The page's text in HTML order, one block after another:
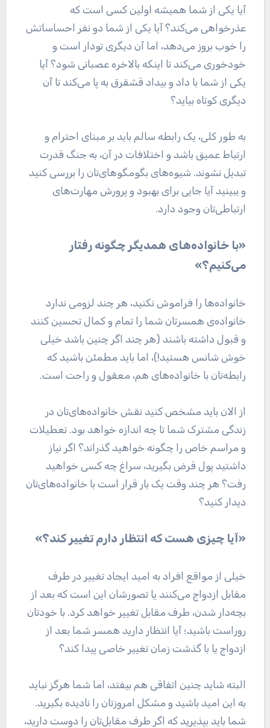
آیا یکی از شما همیشه اولین کسی است که
عذرخواهی می‌کند؟ آیا یکی از شما دو نفر احساساتش
را خوب بروز می‌دهد، اما آن دیگری تودار است و
خودخوری می‌کند تا اینکه بالاخره عصبانی شود؟ آیا
یکی از شما با داد و بیداد قشقرق به پا می‌کند تا آن
دیگری کوتاه بیاید؟
به طور کلی، یک رابطه سالم باید بر مبنای احترام و
ارتباط عمیق باشد و اختلافات در آن، به جنگ قدرت
تبدیل نشوند. شیوه‌های بگومگوهای‌تان را بررسی کنید
و ببینید آیا جایی برای بهبود و پرورش مهارت‌های
ارتباطی‌تان وجود دارد.
«با خانواده‌های همدیگر چگونه رفتار
می‌کنیم؟»
خانواده‌ها را فراموش نکنید، هر چند لزومی ندارد
خانواده‌ی همسرتان شما را تمام و کمال تحسین کنند
و قبول داشته باشند (هر چند اگر چنین باشد خیلی
خوش شانس هستید!)، اما باید مطمئن باشید که
رابطه‌تان با خانواده‌های هم، معقول و راحت است.
از الان باید مشخص کنید نقش خانواده‌های‌تان در
زندگی مشترک شما تا چه اندازه خواهد بود. تعطیلات
و مراسم خاص را چگونه خواهید گذراند؟ اگر نیاز
داشتید پول قرض بگیرید، سراغ چه کسی خواهید
رفت؟ هر چند وقت یک بار قرار است با خانواده‌های‌تان
دیدار کنید؟
«آیا چیزی هست که انتظار دارم تغییر کند؟»
خیلی از مواقع افراد به امید ایجاد تغییر در طرف
مقابل ازدواج می‌کنند یا تصورشان این است که بعد از
بچه‌دار شدن، طرف مقابل تغییر خواهد کرد. با خودتان
روراست باشید؛ آیا انتظار دارید همسر شما بعد از
ازدواج یا با گذشت زمان تغییر خاصی پیدا کند؟
البته شاید چنین اتفاقی هم بیفتد، اما شما هرگز نباید
به این امید باشید و مشکل امروزتان را نادیده بگیرید.
شما باید بپذیرید که اگر طرف مقابل‌تان را دوست دارید،